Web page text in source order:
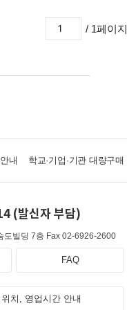
/ 1페이지
내 학교·기업·기관 대량구매
(발신자 부담)
도빌딩 7층 Fax 02-6926-2600
FAQ
치, 영업시간 안내